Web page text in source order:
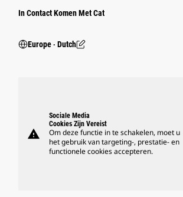
In Contact Komen Met Cat
Europe ‧ Dutch
warning
Sociale Media
Cookies Zijn Vereist
Om deze functie in te schakelen, moet u
het gebruik van targeting-, prestatie- en
functionele cookies accepteren.